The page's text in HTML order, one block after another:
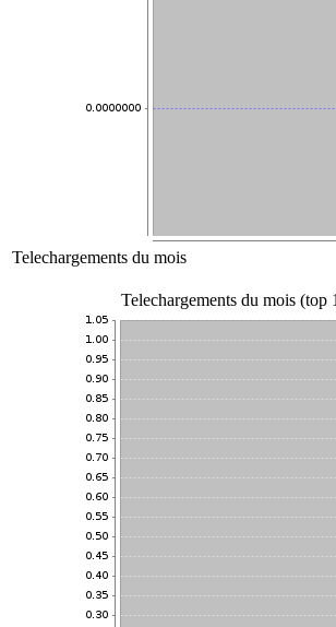
Telechargements du mois
Telechargements du mois (top